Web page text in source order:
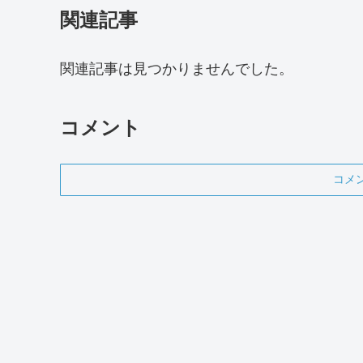
関連記事
関連記事は見つかりませんでした。
コメント
コメ